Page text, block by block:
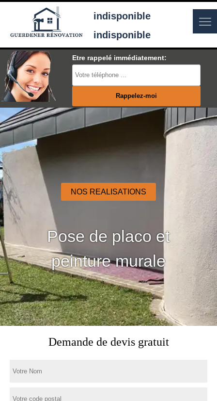
indisponible
indisponible
Etre rappelé immédiatement:
NOS REALISATIONS
Pose de placo et
peinture murale
Demande de devis gratuit